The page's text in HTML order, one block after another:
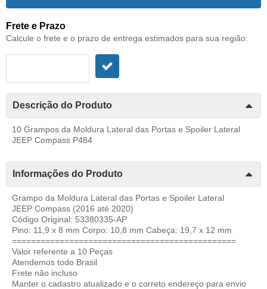
Frete e Prazo
Calcule o frete e o prazo de entrega estimados para sua região:
Descrição do Produto
10 Grampos da Moldura Lateral das Portas e Spoiler Lateral
JEEP Compass P484
Informações do Produto
Grampo da Moldura Lateral das Portas e Spoiler Lateral
JEEP Compass (2016 até 2020)
Código Original: 53380335-AP
Pino: 11,9 x 8 mm Corpo: 10,8 mm Cabeça: 19,7 x 12 mm
===============================================
Valor referente a 10 Peças
Atendemos todo Brasil
Frete não incluso
Manter o cadastro atualizado e o correto endereço para envio